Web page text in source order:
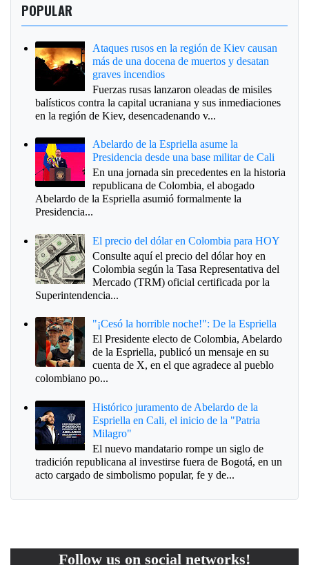
POPULAR
Ataques rusos en la región de Kiev causan
más de una docena de muertos y desatan
graves incendios
Fuerzas rusas lanzaron oleadas de misiles
balísticos contra la capital ucraniana y sus inmediaciones
en la región de Kiev, desencadenando v...
Abelardo de la Espriella asume la
Presidencia desde una base militar de Cali
En una jornada sin precedentes en la historia
republicana de Colombia, el abogado
Abelardo de la Espriella asumió formalmente la
Presidencia...
El precio del dólar en Colombia para HOY
Consulte aquí el precio del dólar hoy en
Colombia según la Tasa Representativa del
Mercado (TRM) oficial certificada por la
Superintendencia...
"¡Cesó la horrible noche!": De la Espriella
El Presidente electo de Colombia, Abelardo
de la Espriella, publicó un mensaje en su
cuenta de X, en el que agradece al pueblo
colombiano po...
Histórico juramento de Abelardo de la
Espriella en Cali, el inicio de la "Patria
Milagro"
El nuevo mandatario rompe un siglo de
tradición republicana al investirse fuera de Bogotá, en un
acto cargado de simbolismo popular, fe y de...
Follow us on social networks!